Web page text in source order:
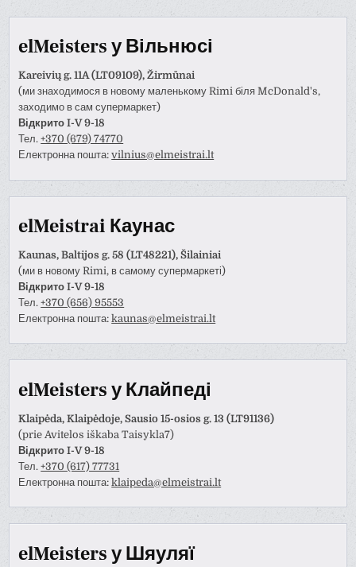
elMeisters у Вільнюсі
Kareivių g. 11A (LT09109), Žirmūnai
(ми знаходимося в новому маленькому Rimi біля McDonald's,
заходимо в сам супермаркет)
Відкрито I-V 9-18
Тел.+370 (679) 74770
Електронна пошта:vilnius@elmeistrai.lt
elMeistrai Каунас
Kaunas, Baltijos g. 58 (LT48221), Šilainiai
(ми в новому Rimi, в самому супермаркеті)
Відкрито I-V 9-18
Тел.+370 (656) 95553
Електронна пошта:kaunas@elmeistrai.lt
elMeisters у Клайпеді
Klaipėda, Klaipėdoje, Sausio 15-osios g. 13 (LT91136)
(prie Avitelos iškaba Taisykla7)
Відкрито I-V 9-18
Тел.+370 (617) 77731
Електронна пошта:klaipeda@elmeistrai.lt
elMeisters у Шяуляї